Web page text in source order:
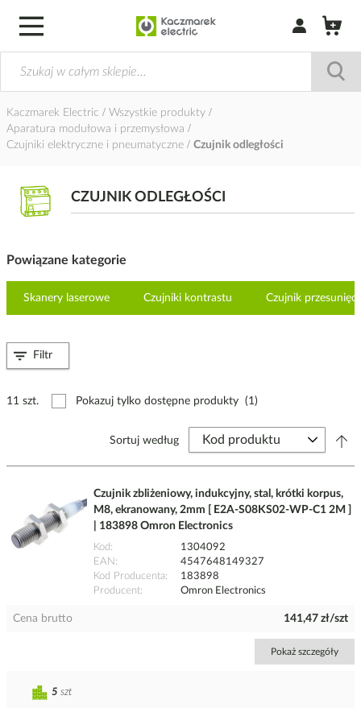
Zaloguj się /
Kaczmarek Electric
Wszystkie produkty
Aparatura modułowa i przemysłowa
Czujniki elektryczne i pneumatyczne
Czujnik odległości
CZUJNIK ODLEGŁOŚCI
Powiązane kategorie
Skanery laserowe Czujniki kontrastu Czujnik
11 szt. Pokazuj tylko dostępne produkty (1)
Sortuj według
Czujnik zbliżeniowy, indukcyjny, stal, krótki korpus,
M8, ekranowany, 2mm [ E2A-S08KS02-WP-C1 2M ]
| 183898 Omron Electronics
Kod
1304092
EAN
4547648149327
Kod Producenta
183898
Producent
Omron Electronics
Cena brutto 141,47 zł/szt
Pokaż szczegóły
5 szt
Filtr